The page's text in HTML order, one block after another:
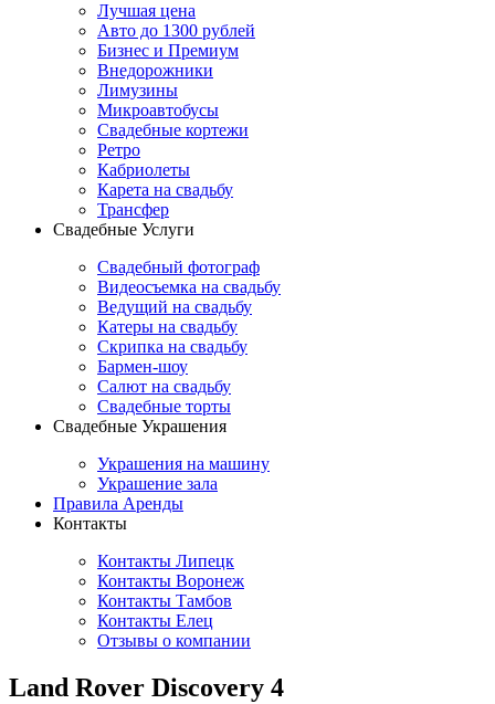
Лучшая цена
Авто до 1300 рублей
Бизнес и Премиум
Внедорожники
Лимузины
Микроавтобусы
Свадебные кортежи
Ретро
Кабриолеты
Карета на свадьбу
Трансфер
Свадебные Услуги
Свадебный фотограф
Видеосъемка на свадьбу
Ведущий на свадьбу
Катеры на свадьбу
Скрипка на свадьбу
Бармен-шоу
Салют на свадьбу
Свадебные торты
Свадебные Украшения
Украшения на машину
Украшение зала
Правила Аренды
Контакты
Контакты Липецк
Контакты Воронеж
Контакты Тамбов
Контакты Елец
Отзывы о компании
Land Rover Discovery 4